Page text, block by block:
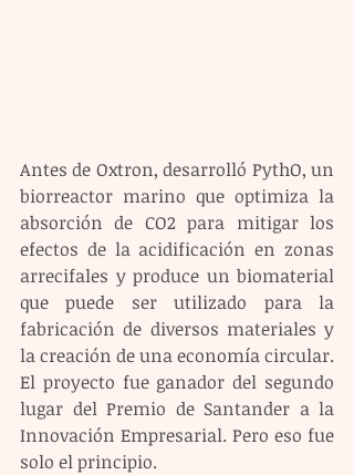
Antes de Oxtron, desarrolló PythO, un
biorreactor marino que optimiza la
absorción de CO2 para mitigar los
efectos de la acidificación en zonas
arrecifales y produce un biomaterial
que puede ser utilizado para la
fabricación de diversos materiales y
la creación de una economía circular.
El proyecto fue ganador del segundo
lugar del Premio de Santander a la
Innovación Empresarial. Pero eso fue
solo el principio.